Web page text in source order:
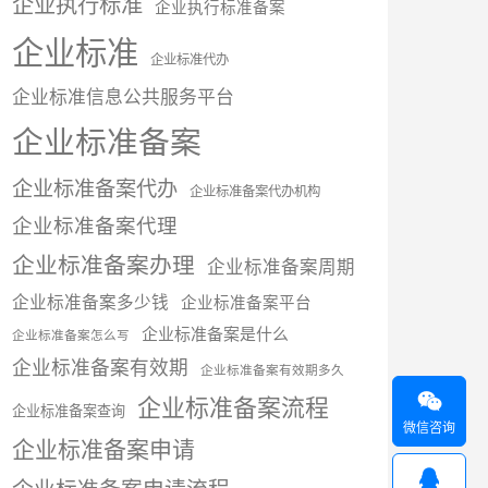
企业执行标准备案
企业标准 企业标准代办
企业标准信息公共服务平台
企业标准备案
企业标准备案代办 企业标准备案代办机构
企业标准备案代理
企业标准备案办理 企业标准备案周期
企业标准备案多少钱 企业标准备案平台
企业标准备案怎么写 企业标准备案是什么
企业标准备案有效期 企业标准备案有效期多久
企业标准备案查询 企业标准备案流程
企业标准备案申请

微信咨询
